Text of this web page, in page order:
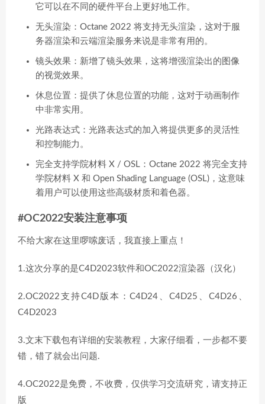
它可以在不同的硬件平台上更好地工作。
无头渲染：Octane 2022 将支持无头渲染，这对于服
务器渲染和云端渲染服务来说是非常有用的。
镜头效果：新增了镜头效果，这将增强渲染出的图像
的视觉效果。
休息位置：提供了休息位置的功能，这对于动画制作
中非常实用。
光路表达式：光路表达式的加入将提供更多的灵活性
和控制能力。
完全支持学院材料 X / OSL：Octane 2022 将完全支持
学院材料 X 和 Open Shading Language (OSL)，这意味
着用户可以使用这些高级材质和着色器。
#OC2022安装注意事项
不给大家在这里啰嗦废话，我直接上重点！
1.这次分享的是C4D2023软件和OC2022渲染器（汉化）
2.OC2022支持C4D版本：C4D24、C4D25、C4D26、
C4D2023
3.文末下载包有详细的安装教程，大家仔细看，一步都不要
错，错了就会出问题.
4.OC2022是免费，不收费，仅供学习交流研究，请支持正
版